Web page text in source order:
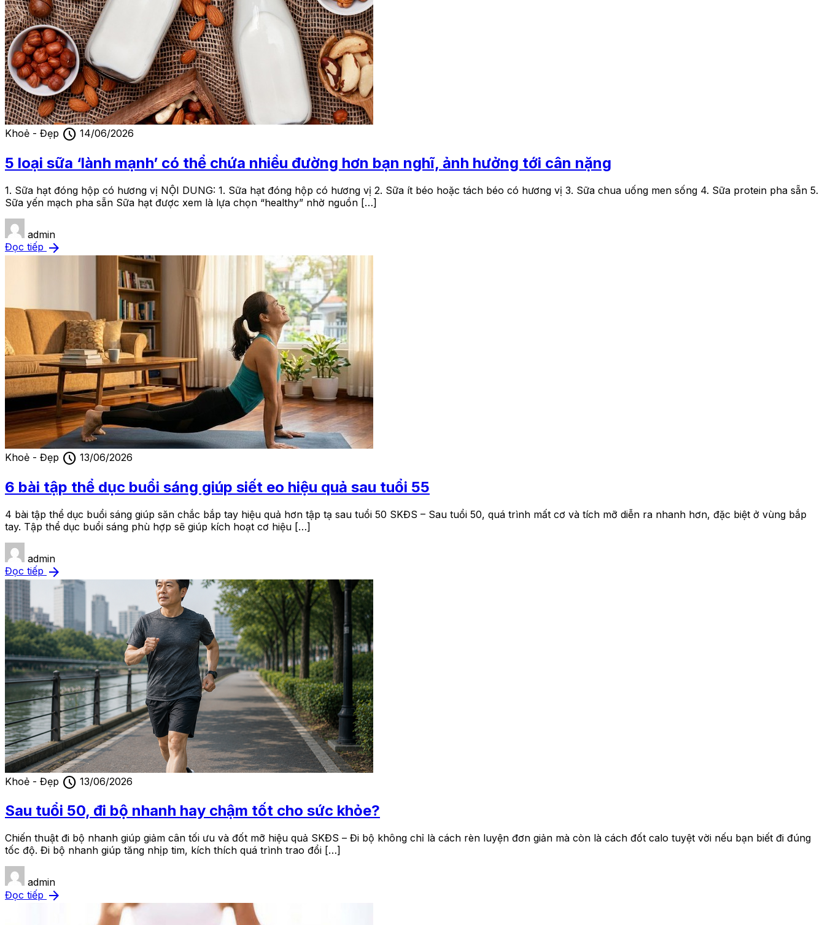
Khoẻ - Đẹp schedule 14/06/2026
5 loại sữa ‘lành mạnh’ có thể chứa nhiều đường hơn bạn nghĩ, ảnh hưởng tới cân nặng
1. Sữa hạt đóng hộp có hương vị NỘI DUNG: 1. Sữa hạt đóng hộp có hương vị 2. Sữa ít béo hoặc tách béo có hương vị 3. Sữa chua uống men sống 4. Sữa protein pha sẵn 5.
Sữa yến mạch pha sẵn Sữa hạt được xem là lựa chọn “healthy” nhờ nguồn […]
admin
Đọc tiếp arrow_forward
Khoẻ - Đẹp schedule 13/06/2026
6 bài tập thể dục buổi sáng giúp siết eo hiệu quả sau tuổi 55
4 bài tập thể dục buổi sáng giúp săn chắc bắp tay hiệu quả hơn tập tạ sau tuổi 50 SKĐS – Sau tuổi 50, quá trình mất cơ và tích mỡ diễn ra nhanh hơn, đặc biệt ở vùng bắp
tay. Tập thể dục buổi sáng phù hợp sẽ giúp kích hoạt cơ hiệu […]
admin
Đọc tiếp arrow_forward
Khoẻ - Đẹp schedule 13/06/2026
Sau tuổi 50, đi bộ nhanh hay chậm tốt cho sức khỏe?
Chiến thuật đi bộ nhanh giúp giảm cân tối ưu và đốt mỡ hiệu quả SKĐS – Đi bộ không chỉ là cách rèn luyện đơn giản mà còn là cách đốt calo tuyệt vời nếu bạn biết đi đúng
tốc độ. Đi bộ nhanh giúp tăng nhịp tim, kích thích quá trình trao đổi […]
admin
Đọc tiếp arrow_forward